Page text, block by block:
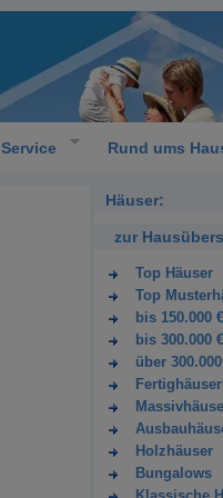
Service Rund ums
Häuser:
zur
Top Häuser
Top
bis 150.000 €
bis 300.000 €
über
Fertighäuser
Holzhäuser
Bungalows